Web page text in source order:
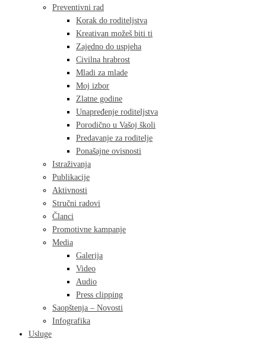
Preventivni rad
Korak do roditeljstva
Kreativan možeš biti ti
Zajedno do uspjeha
Civilna hrabrost
Mladi za mlade
Moj izbor
Zlatne godine
Unapređenje roditeljstva
Porodično u Vašoj školi
Predavanje za roditelje
Ponašajne ovisnosti
Istraživanja
Publikacije
Aktivnosti
Stručni radovi
Članci
Promotivne kampanje
Media
Galerija
Video
Audio
Press clipping
Saopštenja – Novosti
Infografika
Usluge